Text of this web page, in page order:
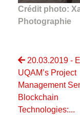
Crédit photo:
Photographie
20.03.2019 -
UQAM’s Project
Management
Blockchain
Technologies:...